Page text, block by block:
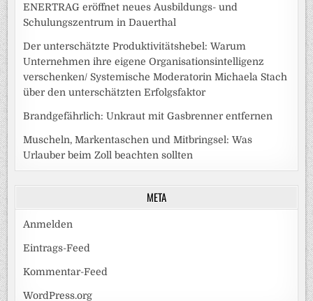
ENERTRAG eröffnet neues Ausbildungs- und
Schulungszentrum in Dauerthal
Der unterschätzte Produktivitätshebel: Warum
Unternehmen ihre eigene Organisationsintelligenz
verschenken/ Systemische Moderatorin Michaela Stach
über den unterschätzten Erfolgsfaktor
Brandgefährlich: Unkraut mit Gasbrenner entfernen
Muscheln, Markentaschen und Mitbringsel: Was
Urlauber beim Zoll beachten sollten
META
Anmelden
Eintrags-Feed
Kommentar-Feed
WordPress.org